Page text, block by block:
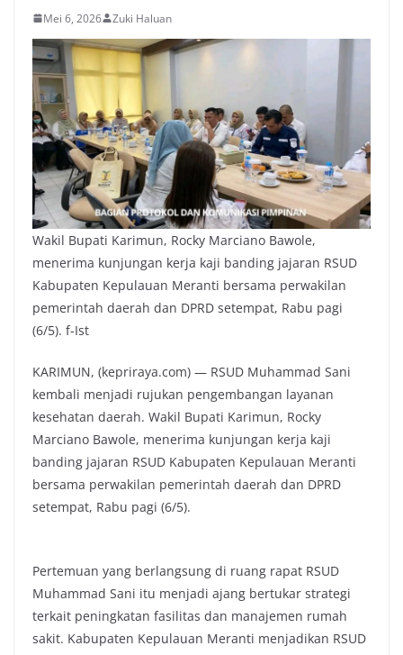
Mei 6, 2026 Zuki Haluan
Wakil Bupati Karimun, Rocky Marciano Bawole,
menerima kunjungan kerja kaji banding jajaran RSUD
Kabupaten Kepulauan Meranti bersama perwakilan
pemerintah daerah dan DPRD setempat, Rabu pagi
(6/5). f-Ist
KARIMUN, (kepriraya.com) — RSUD Muhammad Sani
kembali menjadi rujukan pengembangan layanan
kesehatan daerah. Wakil Bupati Karimun, Rocky
Marciano Bawole, menerima kunjungan kerja kaji
banding jajaran RSUD Kabupaten Kepulauan Meranti
bersama perwakilan pemerintah daerah dan DPRD
setempat, Rabu pagi (6/5).
Pertemuan yang berlangsung di ruang rapat RSUD
Muhammad Sani itu menjadi ajang bertukar strategi
terkait peningkatan fasilitas dan manajemen rumah
sakit. Kabupaten Kepulauan Meranti menjadikan RSUD